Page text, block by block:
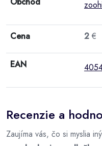
Cena 2 €
EAN
Recenzie a
Zaujíma vás, čo si myslia